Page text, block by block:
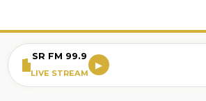
SR FM 99.9
LIVE STREAM
▶